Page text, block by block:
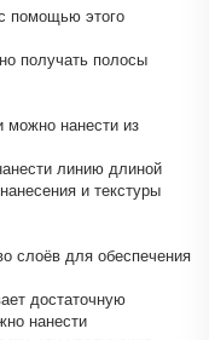
помощью этого
получать полосы
можно нанести из
линию длиной
и текстуры
слоёв для обеспечения
достаточную
нанести